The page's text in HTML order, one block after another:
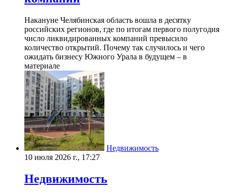
Накануне Челябинская область вошла в десятку
российских регионов, где по итогам первого полугодия
число ликвидированных компаний превысило
количество открытий. Почему так случилось и чего
ожидать бизнесу Южного Урала в будущем – в
материале
Недвижимость
10 июля 2026 г., 17:27
Недвижимость